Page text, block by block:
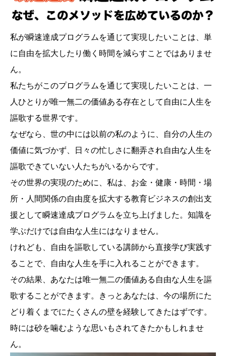
私が瞬速達成プログラムを通じて実現したいことは、単
に自由を拡大したり働く時間を減らすことではありませ
ん。
私たちがこのプログラムを通じて実現したいことは、一
人ひとりが唯一無二の価値ある存在として自由に人生を
謳歌する世界です。
なぜなら、世の中には以前の私のように、自分の人生の
価値に気づかず、日々の忙しさに翻弄され自由な人生を
謳歌できていない人たちがいるからです。
その世界の実現のために、私は、お金・健康・時間・場
所・人間関係の自由度を拡大する教育ビジネスの創出支
援として瞬速達成プログラムを立ち上げました。知識を
学ぶだけでは自由な人生にはなりません。
けれども、自由を謳歌している講師から直接学び実践す
ることで、自由な人生を手に入れることができます。
その結果、あなたは唯一無二の価値ある自由な人生を謳
歌することができます。きっとあなたは、今の場所にた
どり着くまでにたくさんの壁を経験してきたはずです。
時には砂を噛むような思いもされてきたかもしれませ
ん。